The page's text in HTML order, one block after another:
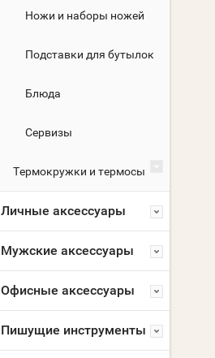
Ножи и наборы ножей
Подставки для бутылок
Блюда
Сервизы
Термокружки и термосы
Личные аксессуары
Мужские аксессуары
Офисные аксессуары
Пишущие инструменты